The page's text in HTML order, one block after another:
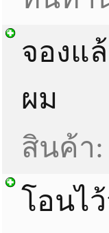
จองแ
ผม
สินค้า:
โอนไ